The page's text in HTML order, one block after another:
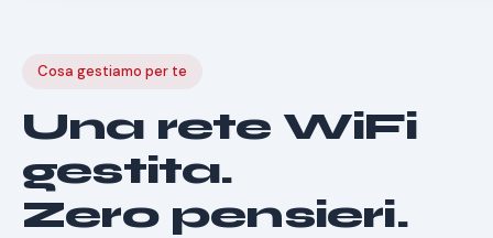
Cosa gestiamo per te
Una rete WiFi
gestita.
Zero pensieri.